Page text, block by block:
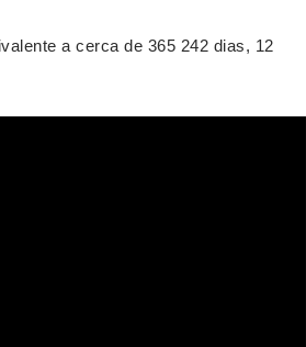
a cerca de 365 242 dias, 12